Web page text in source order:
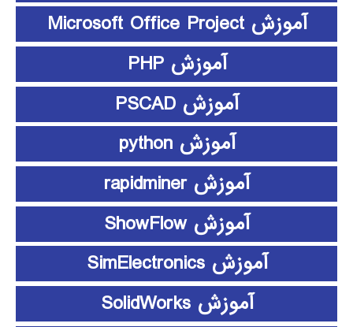
آموزش Microsoft Office Project
آموزش PHP
آموزش PSCAD
آموزش python
آموزش rapidminer
آموزش ShowFlow
آموزش SimElectronics
آموزش SolidWorks